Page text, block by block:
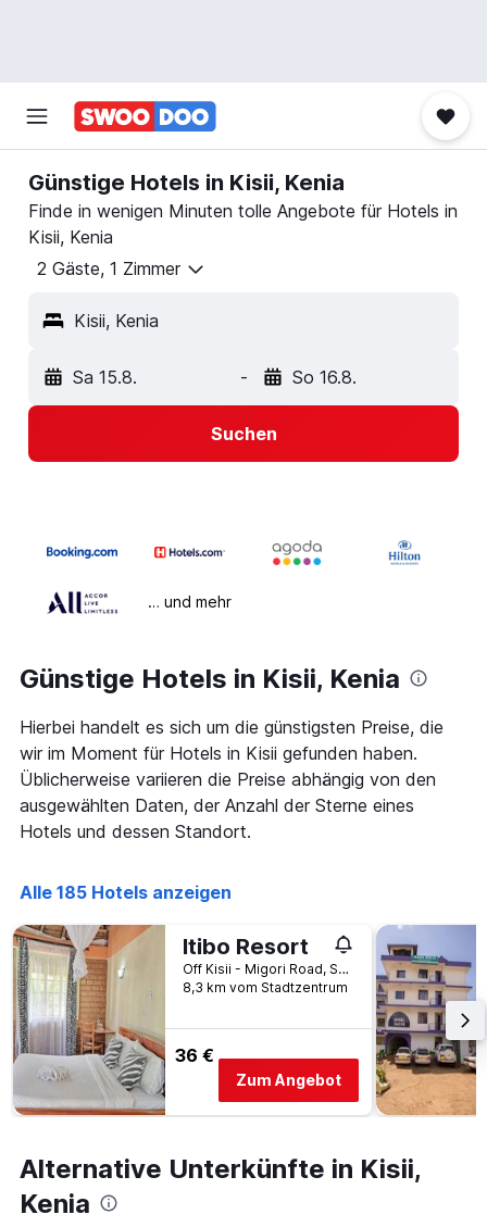
Günstige Hotels in Kisii, Kenia
Finde in wenigen Minuten tolle Angebote für Hotels in
Kisii, Kenia
2 Gäste, 1 Zimmer
Kisii, Kenia
Sa 15.8. - So 16.8.
Suchen
… und mehr
Günstige Hotels in Kisii, Kenia
Hierbei handelt es sich um die günstigsten Preise, die
wir im Moment für Hotels in Kisii gefunden haben.
Üblicherweise variieren die Preise abhängig von den
ausgewählten Daten, der Anzahl der Sterne eines
Hotels und dessen Standort.
Alle 185 Hotels anzeigen
Itibo Resort
Off Kisii - Migori Road, Suneka, Kisii, Kenia
8,3 km vom Stadtzentrum
36 €
Zum Angebot
Alternative Unterkünfte in Kisii,
Kenia